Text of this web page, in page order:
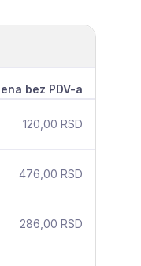
bez PDV-a
120,00 RSD
476,00 RSD
286,00 RSD